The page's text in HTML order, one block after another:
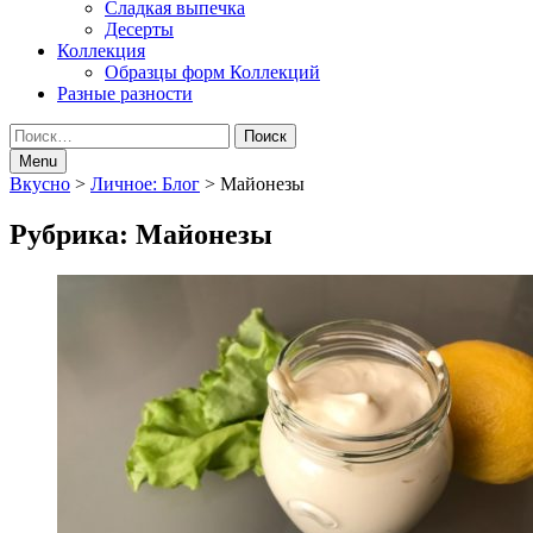
Сладкая выпечка
Десерты
Коллекция
Образцы форм Коллекций
Разные разности
Search
Найти:
Menu
Breadcrumbs
navigation
Вкусно > Личное: Блог > Майонезы
Рубрика: Майонезы